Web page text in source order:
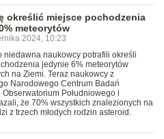
określić miejsce pochodzenia
meteorytów
2024, 10:23
niedawna naukowcy potrafili określi
jedynie 6% meteorytów
na Ziemi. Teraz naukowcy z
Narodowego Centrum Badań
Południowego i
że 70% wszystkich znalezionych na
z trzech młodych rodzin asteroid.